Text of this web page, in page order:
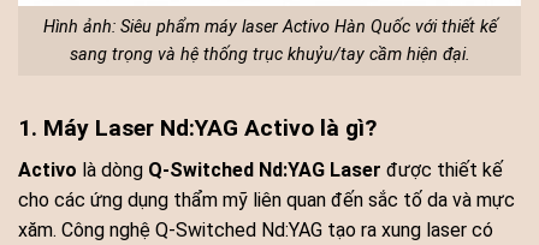
Hình ảnh: Siêu phẩm máy laser Activo Hàn Quốc với thiết kế
sang trọng và hệ thống trục khuỷu/tay cầm hiện đại.
1. Máy Laser Nd:YAG Activo là gì?
Activo là dòng Q-Switched Nd:YAG Laser được thiết kế
cho các ứng dụng thẩm mỹ liên quan đến sắc tố da và mực
xăm. Công nghệ Q-Switched Nd:YAG tạo ra xung laser có